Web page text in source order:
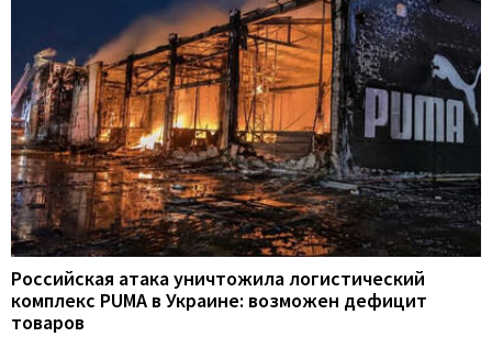
Российская атака уничтожила логистический
комплекс PUMA в Украине: возможен дефицит
товаров